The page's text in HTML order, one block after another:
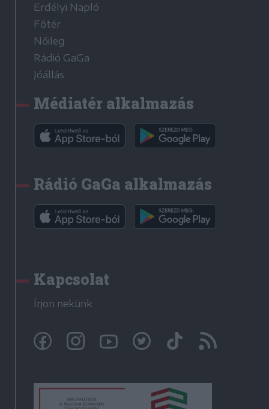
Erdélyi Napló
Főtér
Nőileg
Rádió GaGa
Jóállás
Médiatér alkalmazás
Rádió GaGa alkalmazás
Kapcsolat
Írjon nekünk